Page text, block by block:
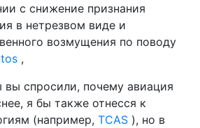
с снижение признания
в нетрезвом виде и
возмущения по поводу
,
вы спросили, почему авиация
я бы также отнесся к
(например, TCAS ), но в